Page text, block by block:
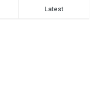
Latest